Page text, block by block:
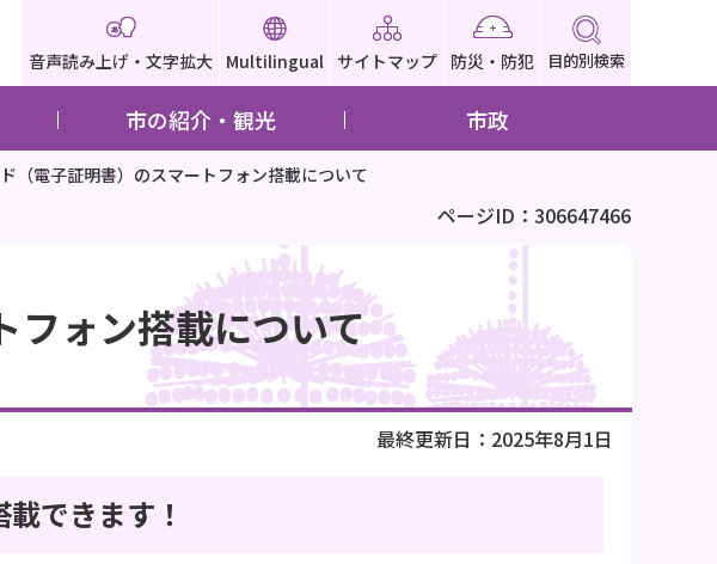
音声読み上げ・文字拡大 Multilingual サイトマップ 防災・防犯 目的別検索
市の紹介・観光 市政
（電子証明書）のスマートフォン搭載について
ページID：306647466
フォン搭載について
最終更新日：2025年8月1日
できます！